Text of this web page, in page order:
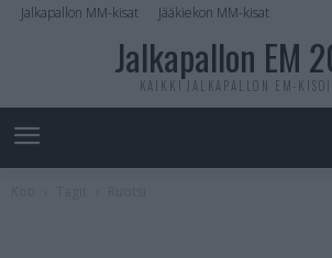
Jalkapallon MM-kisat Jääkiekon MM-kisat
Jalkapallon EM
KAIKKI JALKAPALLON EM-